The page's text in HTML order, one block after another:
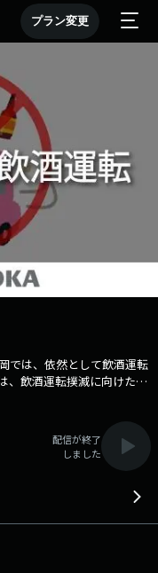
プラン変更
では、依然として飲酒運転
飲酒運転撲滅に向けた地
滅に対する人々の思いを
セージフォーム：
配信が終了
しました